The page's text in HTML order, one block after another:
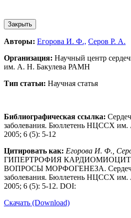
Закрыть
Авторы: Егорова И. Ф., Серов Р. А.
Организация: Научный центр
им. А. Н. Бакулева РАМН
Тип статьи: Научная статья
Библиографическая ссылка:
заболевания. Бюллетень НЦССХ
2005; 6 (5): 5-12
Цитировать как: Егорова И. Ф.,
ГИПЕРТРОФИЯ
ВОПРОСЫ МОРФОГЕНЕЗА.
заболевания. Бюллетень НЦССХ
2005; 6 (5): 5-12. DOI:
Скачать (Download)